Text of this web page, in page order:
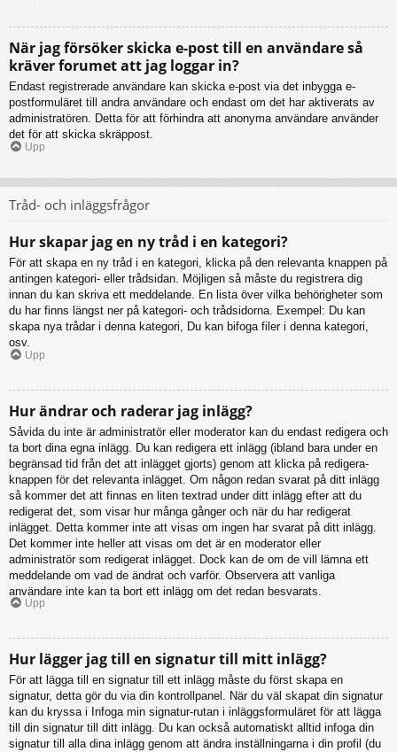
När jag försöker skicka e-post till en användare så
kräver forumet att jag loggar in?
Endast registrerade användare kan skicka e-post via det inbygga e-
postformuläret till andra användare och endast om det har aktiverats av
administratören. Detta för att förhindra att anonyma användare använder
det för att skicka skräppost.
Upp
Tråd- och inläggsfrågor
Hur skapar jag en ny tråd i en kategori?
För att skapa en ny tråd i en kategori, klicka på den relevanta knappen på
antingen kategori- eller trådsidan. Möjligen så måste du registrera dig
innan du kan skriva ett meddelande. En lista över vilka behörigheter som
du har finns längst ner på kategori- och trådsidorna. Exempel: Du kan
skapa nya trådar i denna kategori, Du kan bifoga filer i denna kategori,
osv.
Upp
Hur ändrar och raderar jag inlägg?
Såvida du inte är administratör eller moderator kan du endast redigera och
ta bort dina egna inlägg. Du kan redigera ett inlägg (ibland bara under en
begränsad tid från det att inlägget gjorts) genom att klicka på redigera-
knappen för det relevanta inlägget. Om någon redan svarat på ditt inlägg
så kommer det att finnas en liten textrad under ditt inlägg efter att du
redigerat det, som visar hur många gånger och när du har redigerat
inlägget. Detta kommer inte att visas om ingen har svarat på ditt inlägg.
Det kommer inte heller att visas om det är en moderator eller
administratör som redigerat inlägget. Dock kan de om de vill lämna ett
meddelande om vad de ändrat och varför. Observera att vanliga
användare inte kan ta bort ett inlägg om det redan besvarats.
Upp
Hur lägger jag till en signatur till mitt inlägg?
För att lägga till en signatur till ett inlägg måste du först skapa en
signatur, detta gör du via din kontrollpanel. När du väl skapat din signatur
kan du kryssa i Infoga min signatur-rutan i inläggsformuläret för att lägga
till din signatur till ditt inlägg. Du kan också automatiskt alltid infoga din
signatur till alla dina inlägg genom att ändra inställningarna i din profil (du